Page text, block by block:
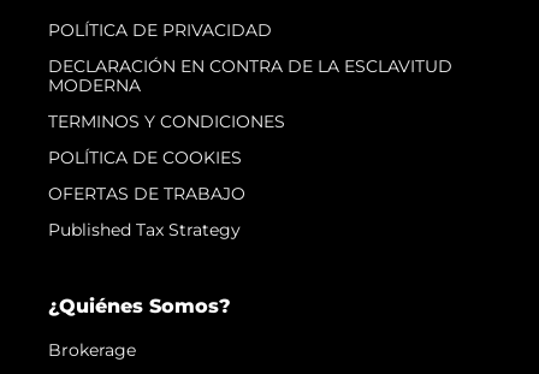
POLÍTICA DE PRIVACIDAD
DECLARACIÓN EN CONTRA DE LA ESCLAVITUD
MODERNA
TERMINOS Y CONDICIONES
POLÍTICA DE COOKIES
OFERTAS DE TRABAJO
Published Tax Strategy
¿Quiénes Somos?
Brokerage